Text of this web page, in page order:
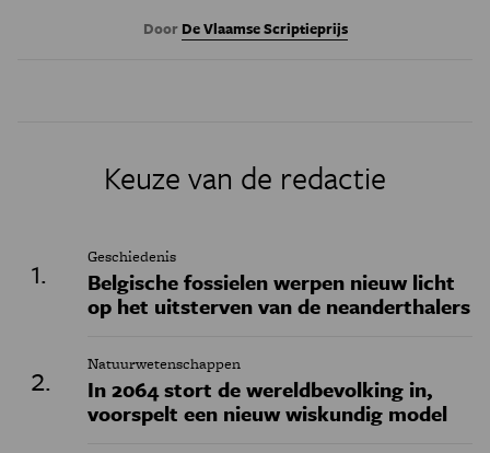
Door De Vlaamse Scriptieprijs
Keuze van de redactie
Geschiedenis
Belgische fossielen werpen nieuw licht
op het uitsterven van de neanderthalers
Natuurwetenschappen
In 2064 stort de wereldbevolking in,
voorspelt een nieuw wiskundig model